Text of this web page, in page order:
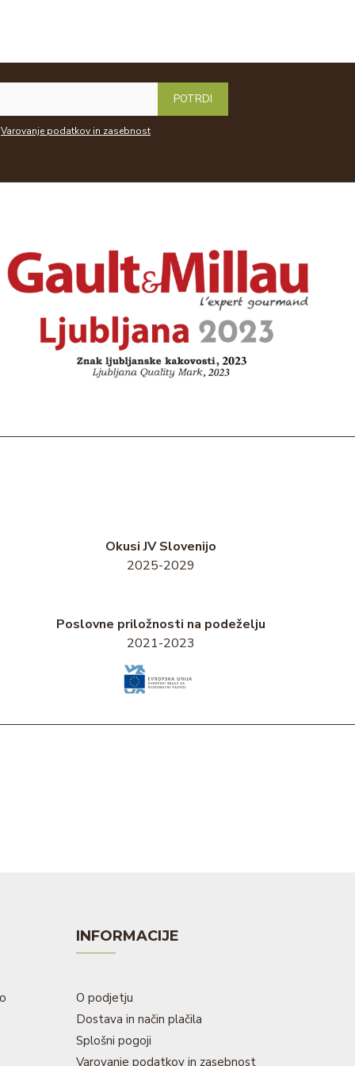
POTRDI
Varovanje podatkov in zasebnost
Okusi JV Slovenijo
2025-2029
Poslovne priložnosti na podeželju
2021-2023
INFORMACIJE
O podjetju
Dostava in način plačila
Splošni pogoji
Varovanje podatkov in zasebnost